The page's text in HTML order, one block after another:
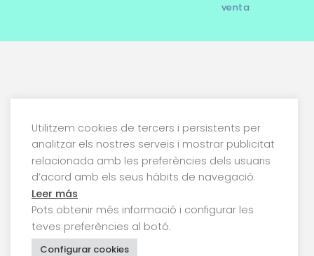
venta
Utilitzem cookies de tercers i persistents per
analitzar els nostres serveis i mostrar publicitat
relacionada amb les preferències dels usuaris
d’acord amb els seus hàbits de navegació.
Leer más
Pots obtenir més informació i configurar les
teves preferències al botó.
Configurar cookies